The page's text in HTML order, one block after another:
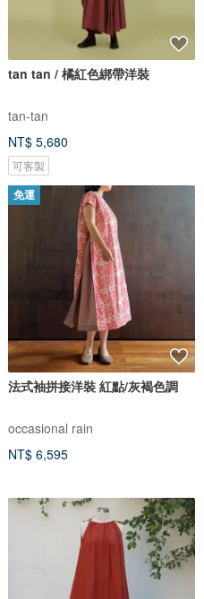
tan tan / 橘紅色綁帶洋裝
tan-tan
NT$ 5,680
可客製
免運
法式袖拼接洋裝 紅點/灰褐色調
occasional rain
NT$ 6,595